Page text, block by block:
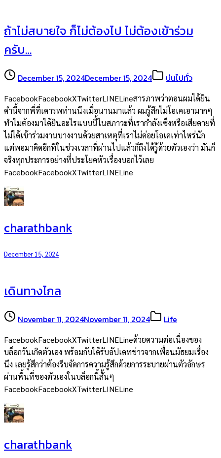
ถ้าไม่สบายใจ ก็ไม่ต้องไป ไม่ต้องเข้าร่วม
ครับ…
December 15, 2024December 15, 2024 บ่นไปทั่ว
FacebookFacebookXTwitterLINELineสารภาพว่าตอนผมได้ยิน
คำนี้จากพี่ที่เคารพท่านนึงเมื่อนานมาแล้ว ผมรู้สึกไม่โอเคเอามากๆ
ทำไมต้องมาได้ยินอะไรแบบนี้ในสภาวะที่เรากำลังเซ็งหรือเสียดายที่
ไม่ได้เข้าร่วมงานบางงานด้วยสาเหตุที่เราไม่ค่อยโอเคเท่าไหร่นัก
แต่พอมาคิดอีกทีในช่วงเวลาที่ผ่านไปแล้วก็ถึงได้รู้ด้วยตัวเองว่า มันก็
จริงทุกประการอย่างที่ประโยคหัวเรื่องบอกไว้เลย
FacebookFacebookXTwitterLINELine
charathbank
December 15, 2024
เดินทางไกล
November 11, 2024November 11, 2024 Life
FacebookFacebookXTwitterLINELineด้วยความต่อเนื่องของ
บล็อกวันเกิดตัวเอง พร้อมกับได้รับอัปเดทข่าวจากเพื่อนมัธยมเรื่อง
นึง เลยรู้สึกว่าต้องรีบจัดการความรู้สึกด้วยการระบายผ่านตัวอักษร
ผ่านพื้นที่ของตัวเองในบล็อกนี้สั้นๆ
FacebookFacebookXTwitterLINELine
charathbank